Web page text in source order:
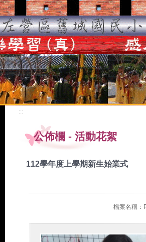
:::
公佈欄 - 活動花絮
112學年度上學期新生始業式
檔案名稱：